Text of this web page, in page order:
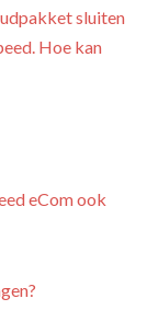
sluiten
Hoe kan
eCom ook